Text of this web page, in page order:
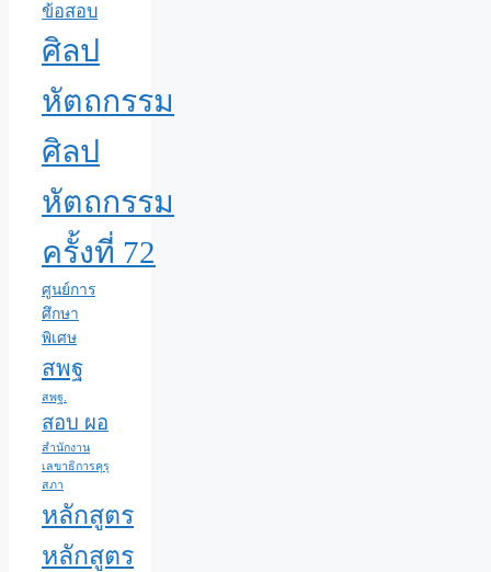
ข้อสอบ
ศิลป
หัตถกรรม
ศิลป
หัตถกรรม
ครั้งที่ 72
ศูนย์การ
ศึกษา
พิเศษ
สพฐ
สพฐ.
สอบ ผอ
สำนักงาน
เลขาธิการคุรุ
สภา
หลักสูตร
หลักสูตร